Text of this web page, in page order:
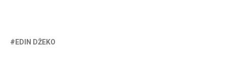
EDIN DŽEKO